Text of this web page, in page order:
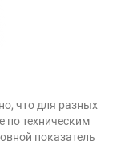
что для разных
техническим
показатель